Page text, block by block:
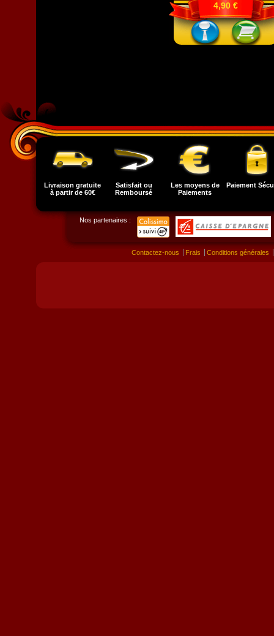
4,90 €
Livraison gratuite
à partir de 60€
Satisfait ou
Remboursé
Les moyens de
Paiements
Paiement
Nos partenaires :
Contactez-nous Frais Conditions générales